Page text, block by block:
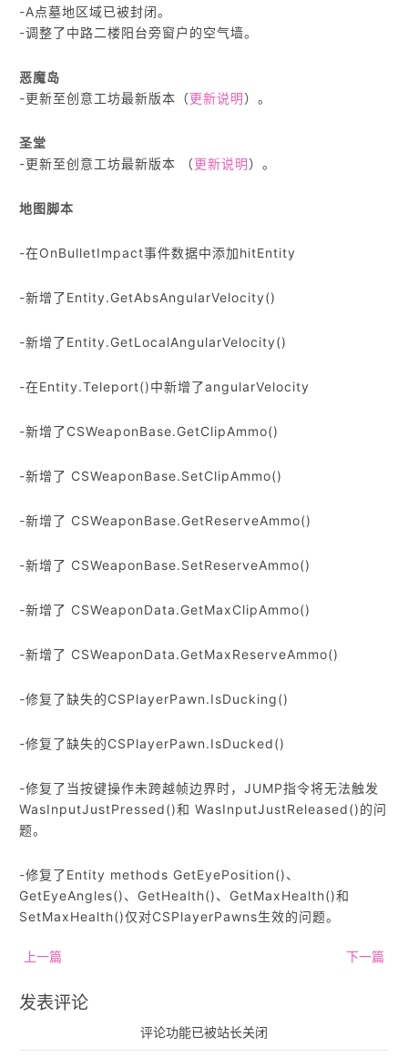
-A点墓地区域已被封闭。
-调整了中路二楼阳台旁窗户的空气墙。
恶魔岛
-更新至创意工坊最新版本（更新说明）。
圣堂
-更新至创意工坊最新版本 （更新说明）。
地图脚本
-在OnBulletImpact事件数据中添加hitEntity
-新增了Entity.GetAbsAngularVelocity()
-新增了Entity.GetLocalAngularVelocity()
-在Entity.Teleport()中新增了angularVelocity
-新增了CSWeaponBase.GetClipAmmo()
-新增了 CSWeaponBase.SetClipAmmo()
-新增了 CSWeaponBase.GetReserveAmmo()
-新增了 CSWeaponBase.SetReserveAmmo()
-新增了 CSWeaponData.GetMaxClipAmmo()
-新增了 CSWeaponData.GetMaxReserveAmmo()
-修复了缺失的CSPlayerPawn.IsDucking()
-修复了缺失的CSPlayerPawn.IsDucked()
-修复了当按键操作未跨越帧边界时，JUMP指令将无法触发
WasInputJustPressed()和 WasInputJustReleased()的问
题。
-修复了Entity methods GetEyePosition()、
GetEyeAngles()、GetHealth()、GetMaxHealth()和
SetMaxHealth()仅对CSPlayerPawns生效的问题。
上一篇 下一篇
发表评论
评论功能已被站长关闭